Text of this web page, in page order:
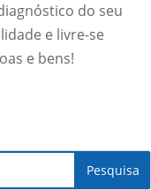
do seu
e livre-se
e bens!